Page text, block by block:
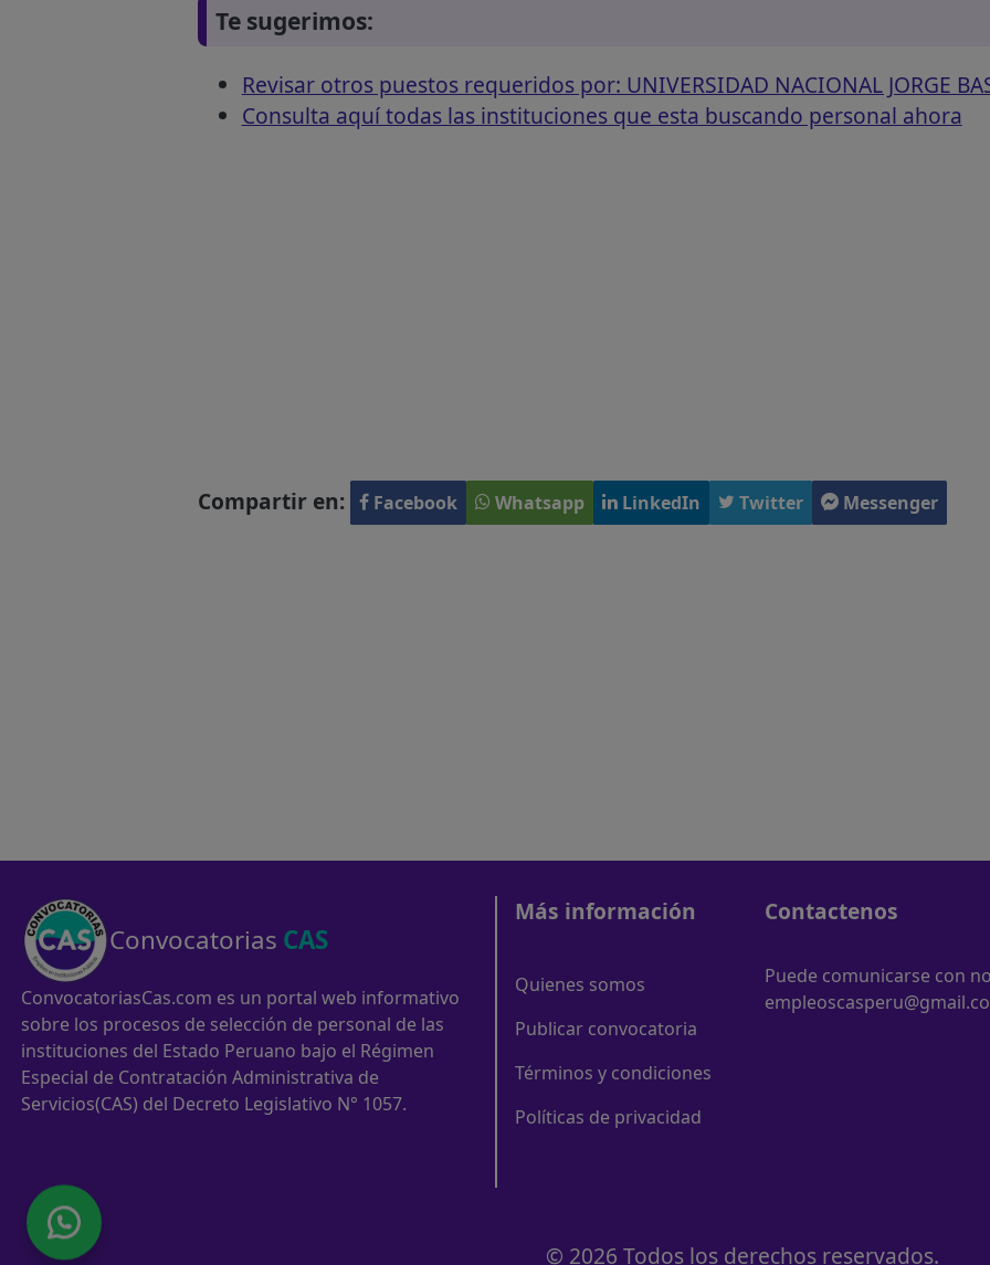
Te sugerimos:
Revisar otros puestos requeridos por: UNIVERSIDAD NACIONAL JORGE
Consulta aquí todas las instituciones que esta buscando personal ahora
Compartir en: Facebook Whatsapp LinkedIn Twitter Messenger
Convocatorias CAS
ConvocatoriasCas.com es un portal web informativo
sobre los procesos de selección de personal de las
instituciones del Estado Peruano bajo el Régimen
Especial de Contratación Administrativa de
Servicios(CAS) del Decreto Legislativo N° 1057.
Más información
Quienes somos
Publicar convocatoria
Términos y condiciones
Políticas de privacidad
Contactenos
Puede comunicarse con
© 2026 Todos los derechos reservados.